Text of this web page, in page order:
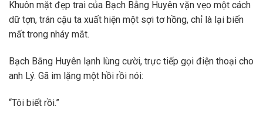
Khuôn mặt đẹp trai của Bạch Bằng Huyên vặn vẹo một cách
dữ tợn, trán cậu ta xuất hiện một sợi tơ hồng, chỉ là lại biến
mất trong nháy mắt.
Bạch Bằng Huyên lạnh lùng cười, trực tiếp gọi điện thoại cho
anh Lý. Gã im lặng một hồi rồi nói:
“Tôi biết rồi.”